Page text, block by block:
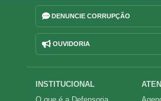
DENUNCIE CORRUPÇÃO
OUVIDORIA
Navegação
INSTITUCIONAL